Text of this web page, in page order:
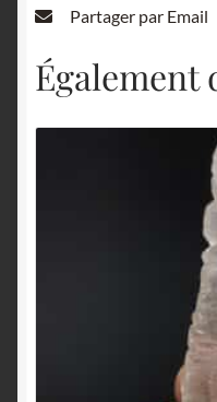
Partager par Email
Également